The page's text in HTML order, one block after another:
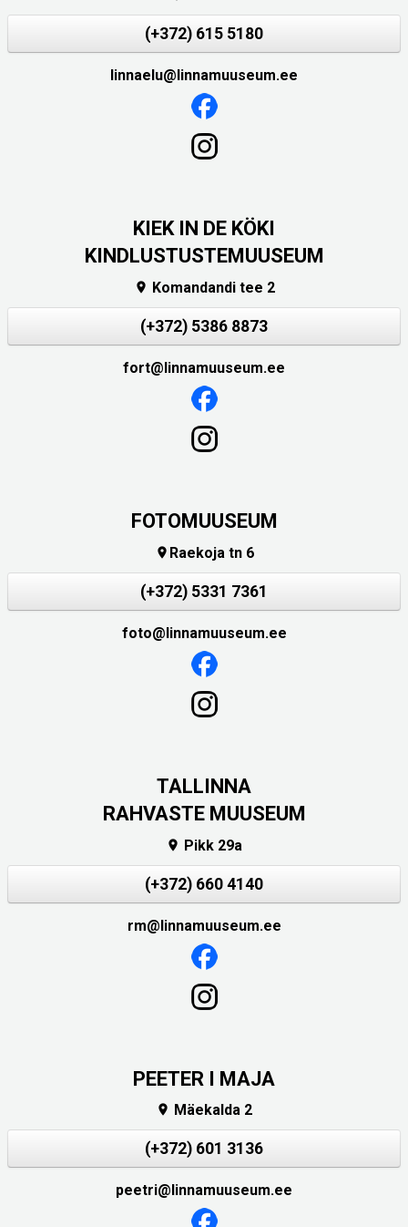
(+372) 615 5180
linnaelu@linnamuuseum.ee
KIEK IN DE KÖKI
KINDLUSTUSTEMUUSEUM
 Komandandi tee 2
(+372) 5386 8873
fort@linnamuuseum.ee
FOTOMUUSEUM
 Raekoja tn 6
(+372) 5331 7361
foto@linnamuuseum.ee
TALLINNA
RAHVASTE MUUSEUM
 Pikk 29a
(+372) 660 4140
rm@linnamuuseum.ee
PEETER I MAJA
 Mäekalda 2
(+372) 601 3136
peetri@linnamuuseum.ee